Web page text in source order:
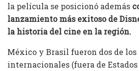
la película se posicionó además
lanzamiento más exitoso de
la historia del cine en la región.
México y Brasil fueron dos de
internacionales (fuera de